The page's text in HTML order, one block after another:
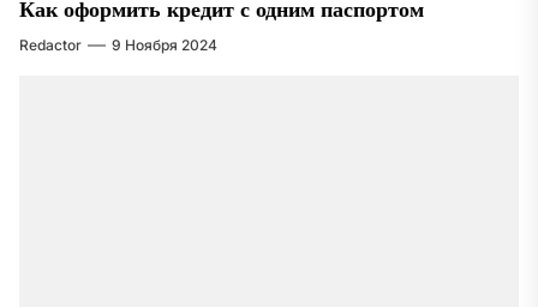
Как оформить кредит с одним паспортом
Redactor 9 Ноября 2024